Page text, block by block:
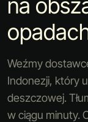
Weźmy
Indonezji, który
deszczowej.
w ciągu minuty.